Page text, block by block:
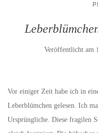
Veröffentlicht am
Vor einiger Zeit habe ich in
Leberblümchen gelesen. Ich
Ursprüngliche. Diese fragilen